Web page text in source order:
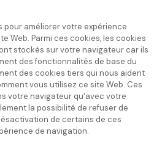
pour améliorer votre expérience
Web. Parmi ces cookies, les cookies
stockés sur votre navigateur car ils
des fonctionnalités de base du
des cookies tiers qui nous aident
vous utilisez ce site Web. Ces
votre navigateur qu'avec votre
la possibilité de refuser de
de certains de ces
de navigation.